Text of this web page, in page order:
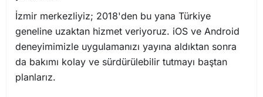
İzmir merkezliyiz; 2018'den bu yana Türkiye
geneline uzaktan hizmet veriyoruz. iOS ve Android
deneyimimizle uygulamanızı yayına aldıktan sonra
da bakımı kolay ve sürdürülebilir tutmayı baştan
planlarız.